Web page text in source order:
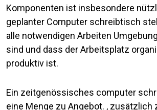
Komponenten ist insbesondere
geplanter Computer schreibtisch
alle notwendigen Arbeiten
sind und dass der Arbeitsplatz
produktiv ist.
Ein zeitgenössisches computer
eine Menge zu Angebot. , zusätzlich